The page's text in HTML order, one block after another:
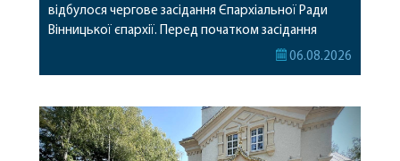
відбулося чергове засідання Єпархіальної Ради
Вінницької єпархії. Перед початком засідання
секретар Єпархіальної Ради від імені членів Ради
побажавши йому міцного здоров’я, Божої
допомоги, миру, духовної радості та
благословенних успіхів у подальшому
06.08.2026